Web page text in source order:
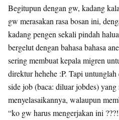
Begitupun dengan gw, kadang
gw merasakan rasa bosan ini,
kadang pengen sekali pindah
bergelut dengan bahasa bahasa
sering membuat kepala migren
direktur hehehe :P. Tapi
side job (baca: diluar jobdes)
menyelasaikannya, walaupun
“ko gw harus mengerjakan ini